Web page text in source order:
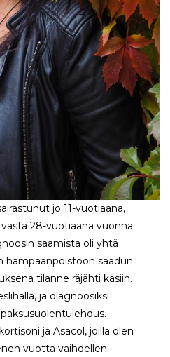
jo 11-vuotiaana,
28-vuotiaana vuonna
saamista oli yhtä
hampaanpoistoon saadun
tilanne räjähti käsiin.
ja diagnoosiksi
ja Asacol, joilla olen
vuotta vaihdellen.